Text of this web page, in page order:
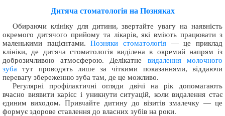
Дитяча стоматологія на Позняках
Обираючи клініку для дитини, звертайте увагу на наявність
окремого дитячого прийому та лікарів, які вміють працювати з
маленькими пацієнтами. Позняки стоматологія — це приклад
клініки, де дитяча стоматологія виділена в окремий напрям із
доброзичливою атмосферою. Делікатне видалення молочного
зуба тут проводять лише за чіткими показаннями, віддаючи
перевагу збереженню зуба там, де це можливо.
Регулярні профілактичні огляди двічі на рік допомагають
вчасно виявити карієс і уникнути ситуацій, коли видалення стає
єдиним виходом. Привчайте дитину до візитів змалечку — це
формує здорове ставлення до власних зубів на роки.